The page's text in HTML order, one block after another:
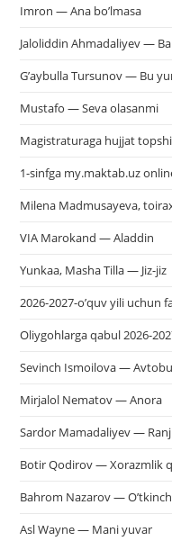
Imron — Ana bo’lmasa
Jaloliddin Ahmadaliyev —
G’aybulla Tursunov — Bu
Mustafo — Seva olasanmi
Magistraturaga hujjat
1-sinfga my.maktab.uz
Milena Madmusayeva,
VIA Marokand — Aladdin
Yunkaa, Masha Tilla — Jiz-jiz
2026-2027-o’quv yili uchun
Oliygohlarga qabul 2026-
Sevinch Ismoilova —
Mirjalol Nematov — Anora
Sardor Mamadaliyev —
Botir Qodirov — Xorazmlik
Bahrom Nazarov —
Asl Wayne — Mani yuvar